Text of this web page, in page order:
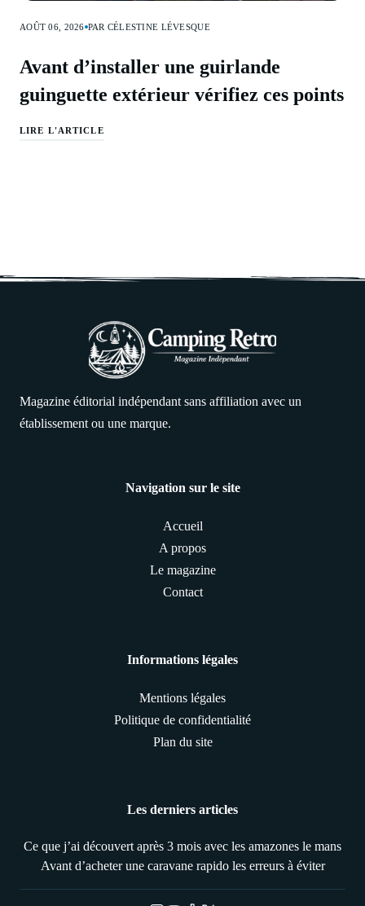
AOÛT 06, 2026 PAR CÉLESTINE LÉVESQUE
Avant d’installer une guirlande
guinguette extérieur vérifiez ces points
LIRE L'ARTICLE
Magazine éditorial indépendant sans affiliation avec un
établissement ou une marque.
Navigation sur le site
Accueil
A propos
Le magazine
Contact
Informations légales
Mentions légales
Politique de confidentialité
Plan du site
Les derniers articles
Ce que j’ai découvert après 3 mois avec les amazones le mans
Avant d’acheter une caravane rapido les erreurs à éviter